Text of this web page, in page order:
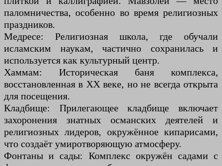
паломничества, особенно во время религиозных
праздников.
Медресе: Религиозная школа, где обучали
исламским наукам, частично сохранилась и
используется как культурный центр.
Хаммам: Историческая баня комплекса,
восстановленная в XX веке, но не всегда открыта
для посещения.
Кладбище: Прилегающее кладбище включает
захоронения знатных османских деятелей и
религиозных лидеров, окружённое кипарисами,
что создаёт умиротворяющую атмосферу.
Фонтаны и сады: Комплекс окружён садами с